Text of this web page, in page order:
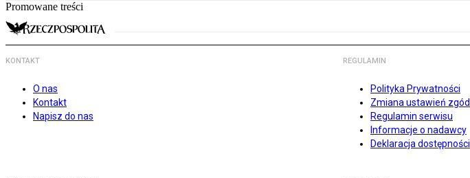
Promowane treści
KONTAKT
O nas
Kontakt
Napisz do nas
REGULAMIN
Polityka Prywatności
Zmiana ustawień zgód
Regulamin serwisu
Informacje o nadawcy
Deklaracja dostępności